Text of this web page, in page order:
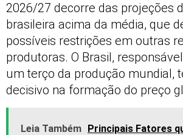
2026/27 decorre das projeções
brasileira acima da média, que
possíveis restrições em outras
produtoras. O Brasil,
um terço da produção mundial,
decisivo na formação do preço
Leia Também Principais Fatores